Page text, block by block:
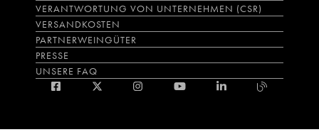
VERANTWORTUNG VON UNTERNEHMEN (CSR)
VERSANDKOSTEN
PARTNERWEINGÜTER
PRESSE
UNSERE FAQ